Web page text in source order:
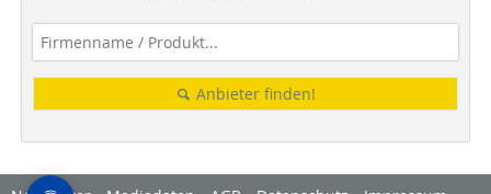
Anbieter finden!